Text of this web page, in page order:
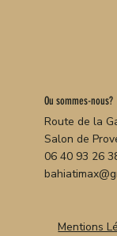
Ou sommes-nous?
Route de la
Salon de
06 40 93 26
Mentions